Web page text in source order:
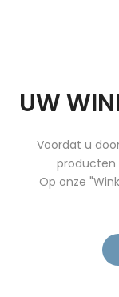
UW
Voordat u
producten
Op onze